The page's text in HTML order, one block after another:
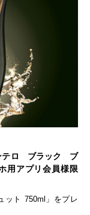
テロ ブラック ブ
用アプリ会員様限
ト 750ml」をプレ